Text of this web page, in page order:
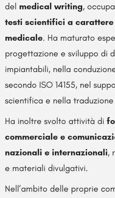
del medical writing,
testi scientifici a
medicale. Ha maturato
progettazione e sviluppo di
impiantabili, nella
secondo ISO 14155, nel
scientifica e nella
Ha inoltre svolto attività di
commerciale e
nazionali e internazionali,
e materiali divulgativi.
Nell’ambito delle proprie